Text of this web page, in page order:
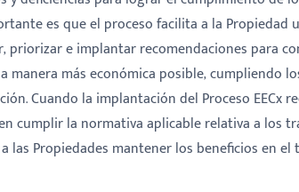
es que el proceso facilita a la Propiedad
priorizar e implantar recomendaciones para
manera más económica posible, cumpliendo
Cuando la implantación del Proceso EECx
cumplir la normativa aplicable relativa a los
Propiedades mantener los beneficios en el